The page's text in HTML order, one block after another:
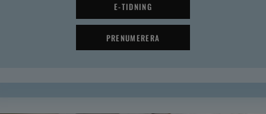
E-TIDNING
PRENUMERERA